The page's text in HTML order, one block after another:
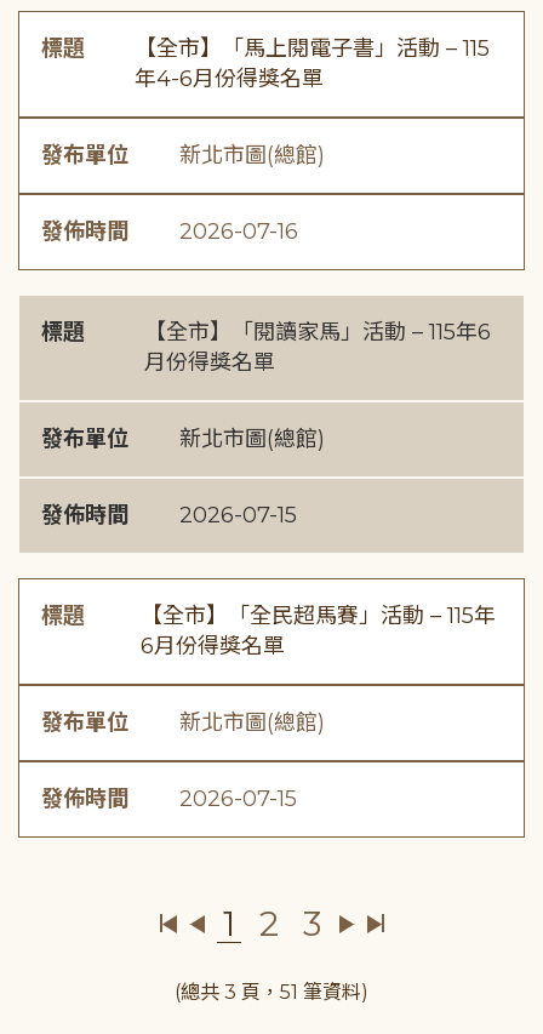
標題
【全市】「馬上閱電子書」活動 – 115
年4-6月份得獎名單
發布單位 新北市圖(總館)
發佈時間 2026-07-16
標題
【全市】「閱讀家馬」活動 – 115年6
月份得獎名單
發布單位 新北市圖(總館)
發佈時間 2026-07-15
標題
【全市】「全民超馬賽」活動 – 115年
6月份得獎名單
發布單位 新北市圖(總館)
發佈時間 2026-07-15
1 2 3
(總共 3 頁，51 筆資料)